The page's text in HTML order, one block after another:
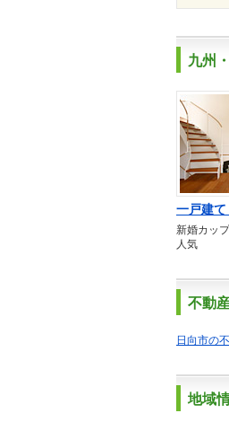
九州
一戸建
新婚カッ
人気
不動
日向市の
地域